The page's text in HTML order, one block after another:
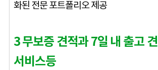
화된 전문 포트폴리오 제공
3 무보증 견적과 7일 내 출고
서비스등